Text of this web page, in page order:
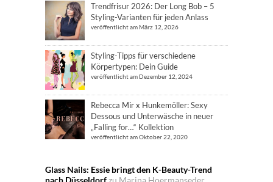
Trendfrisur 2026: Der Long Bob – 5
Styling-Varianten für jeden Anlass
veröffentlicht am März 12, 2026
Styling-Tipps für verschiedene
Körpertypen: Dein Guide
veröffentlicht am Dezember 12, 2024
Rebecca Mir x Hunkemöller: Sexy
Dessous und Unterwäsche in neuer
„Falling for…“ Kollektion
veröffentlicht am Oktober 22, 2020
Glass Nails: Essie bringt den K-Beauty-Trend
nach Düsseldorfzu Marina Hoermanseder